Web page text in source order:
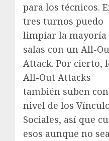
para los técnicos.
tres turnos puedo
limpiar la mayoría
salas con un All-
Attack. Por cierto,
All-Out Attacks
también suben
nivel de los
Sociales, así que
esos aunque no